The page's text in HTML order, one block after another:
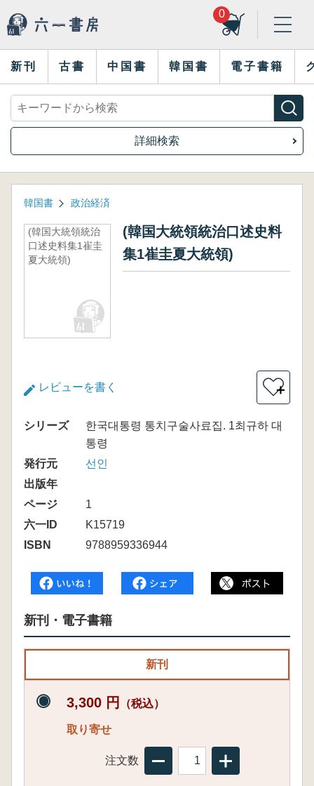
0
新刊 古書 中国書 韓国書 電子書籍
詳細検索
韓国書 政治経済
(韓国大統領統治
口述史料集1崔圭
夏大統領)
(韓国大統領統治口述史料
集1崔圭夏大統領)
レビューを書く ＋
シリーズ
한국대통령 통치구술사료집. 1최규하 대
통령
発行元
선인
出版年
ページ
1
六一ID
K15719
ISBN
9788959336944
新刊・電子書籍
新刊
3,300 円 （税込）
取り寄せ
注文数